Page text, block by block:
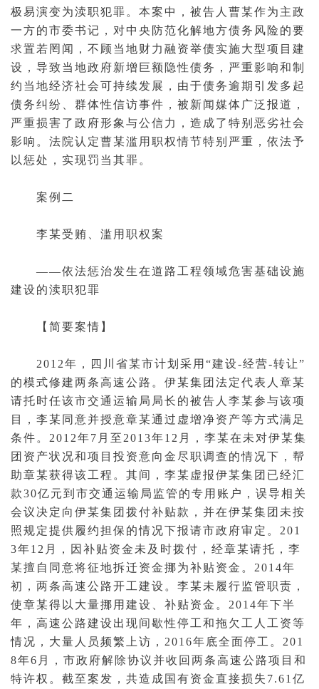
极易演变为渎职犯罪。本案中，被告人曹某作为主政
一方的市委书记，对中央防范化解地方债务风险的要
求置若罔闻，不顾当地财力融资举债实施大型项目建
设，导致当地政府新增巨额隐性债务，严重影响和制
约当地经济社会可持续发展，由于债务逾期引发多起
债务纠纷、群体性信访事件，被新闻媒体广泛报道，
严重损害了政府形象与公信力，造成了特别恶劣社会
影响。法院认定曹某滥用职权情节特别严重，依法予
以惩处，实现罚当其罪。
案例二
李某受贿、滥用职权案
——依法惩治发生在道路工程领域危害基础设施
建设的渎职犯罪
【简要案情】
2012年，四川省某市计划采用“建设-经营-转让”
的模式修建两条高速公路。伊某集团法定代表人章某
请托时任该市交通运输局局长的被告人李某参与该项
目，李某同意并授意章某通过虚增净资产等方式满足
条件。2012年7月至2013年12月，李某在未对伊某集
团资产状况和项目投资意向金尽职调查的情况下，帮
助章某获得该工程。其间，李某虚报伊某集团已经汇
款30亿元到市交通运输局监管的专用账户，误导相关
会议决定向伊某集团拨付补贴款，并在伊某集团未按
照规定提供履约担保 的情况下报请市政府审定。201
3年12月，因补贴资金未及时拨付，经章某请托，李
某擅自同意将征地拆迁资金挪为补贴资金。2014年
初，两条高速公路开工建设。李某未履行监管职责，
使章某得以大量挪用建设、补贴资金。2014年下半
年，高速公路建设出现间歇性停工和拖欠工人工资等
情况，大量人员频繁上访，2016年底全面停工。201
8年6月，市政府解除协议并收回两条高速公路项目和
特许权。截至案发，共造成国有资金直接损失7.61亿